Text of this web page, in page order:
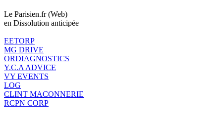
Le Parisien.fr (Web)
en Dissolution anticipée
EETORP
MG DRIVE
ORDIAGNOSTICS
Y.C.A ADVICE
VY EVENTS
LOG
CLINT MACONNERIE
RCPN CORP